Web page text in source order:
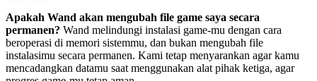
Apakah Wand akan mengubah file game saya secara
permanen? Wand melindungi instalasi game-mu dengan cara
beroperasi di memori sistemmu, dan bukan mengubah file
instalasimu secara permanen. Kami tetap menyarankan agar kamu
mencadangkan datamu saat menggunakan alat pihak ketiga, agar